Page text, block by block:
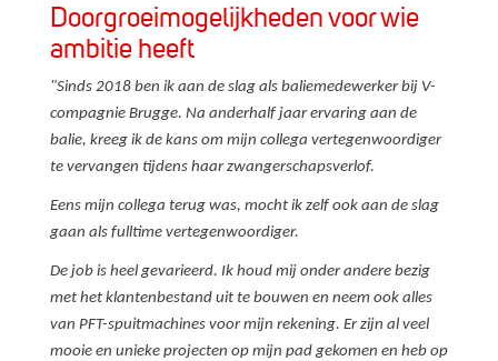
Doorgroeimogelijkheden voor wie
ambitie heeft
"Sinds 2018 ben ik aan de slag als baliemedewerker bij V-
compagnie Brugge. Na anderhalf jaar ervaring aan de
balie, kreeg ik de kans om mijn collega vertegenwoordiger
te vervangen tijdens haar zwangerschapsverlof.
Eens mijn collega terug was, mocht ik zelf ook aan de slag
gaan als fulltime vertegenwoordiger.
De job is heel gevarieerd. Ik houd mij onder andere bezig
met het klantenbestand uit te bouwen en neem ook alles
van PFT-spuitmachines voor mijn rekening. Er zijn al veel
mooie en unieke projecten op mijn pad gekomen en heb op